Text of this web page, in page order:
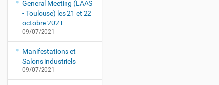
General Meeting (LAAS
- Toulouse) les 21 et 22
octobre 2021
09/07/2021
Manifestations et
Salons industriels
09/07/2021